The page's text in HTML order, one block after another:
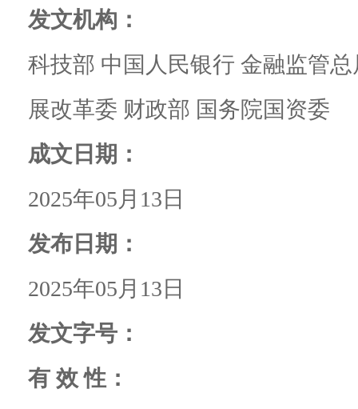
发文机构：
科技部 中国人民银行 金融监管
展改革委 财政部 国务院国资委
成文日期：
2025年05月13日
发布日期：
2025年05月13日
发文字号：
有 效 性：